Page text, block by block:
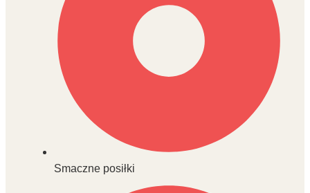
Smaczne posiłki